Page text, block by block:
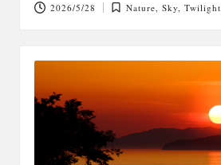
2026/5/28
Posted
Nature ,Sky ,Twilight